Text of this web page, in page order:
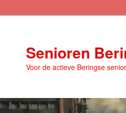
Senioren
Voor de actieve Beringse